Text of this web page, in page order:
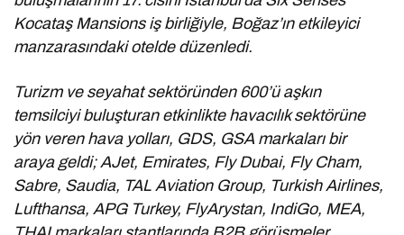
Kocataş Mansions iş birliğiyle, Boğaz’ın etkileyici
manzarasındaki otelde düzenledi.
Turizm ve seyahat sektöründen 600’ü aşkın
temsilciyi buluşturan etkinlikte havacılık sektörüne
yön veren hava yolları, GDS, GSA markaları bir
araya geldi; AJet, Emirates, Fly Dubai, Fly Cham,
Sabre, Saudia, TAL Aviation Group, Turkish Airlines,
Lufthansa, APG Turkey, FlyArystan, IndiGo, MEA,